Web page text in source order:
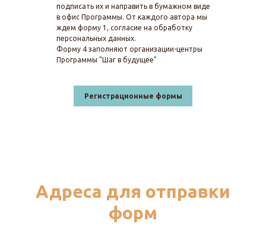
подписать их и направить в бумажном виде
в офис Программы. От каждого автора мы
ждем форму 1, согласие на обработку
персональных данных.
Форму 4 заполняют организации-центры
Программы "Шаг в будущее"
Регистрационные формы
Адреса для отправки
форм